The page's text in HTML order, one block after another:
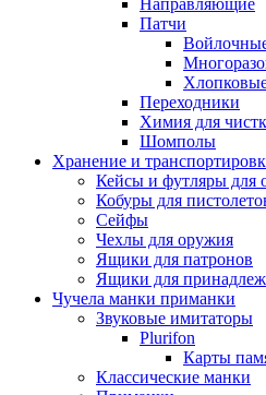
Направляющие
Патчи
Переходники
Химия для
Шомполы
Хранение и
Кейсы и футляры для
Кобуры для
Сейфы
Чехлы для оружия
Ящики для патронов
Ящики для
Чучела манки приманки
Звуковые имитаторы
Plurifon
Карты
Классические манки